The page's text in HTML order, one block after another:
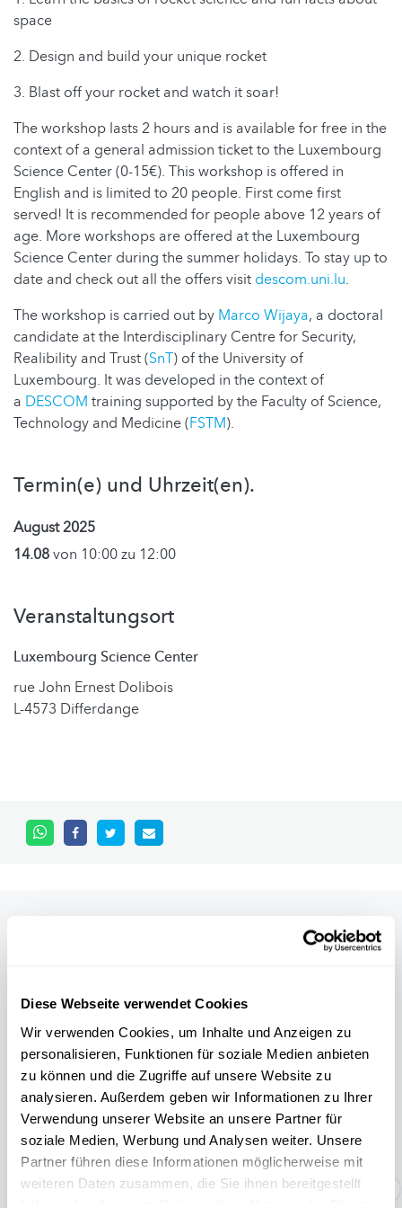
Diese Webseite verwendet Cookies
Wir verwenden Cookies, um Inhalte und Anzeigen zu
personalisieren, Funktionen für soziale Medien anbieten
zu können und die Zugriffe auf unsere Website zu
analysieren. Außerdem geben wir Informationen zu Ihrer
Verwendung unserer Website an unsere Partner für
soziale Medien, Werbung und Analysen weiter. Unsere
Partner führen diese Informationen möglicherweise mit
weiteren Daten zusammen, die Sie ihnen bereitgestellt
space
2. Design and build your unique rocket
3. Blast off your rocket and watch it soar!
The workshop lasts 2 hours and is available for free in the
context of a general admission ticket to the Luxembourg
Science Center (0-15€). This workshop is offered in
English and is limited to 20 people. First come first
served! It is recommended for people above 12 years of
age. More workshops are offered at the Luxembourg
Science Center during the summer holidays. To stay up to
date and check out all the offers visit descom.uni.lu.
The workshop is carried out by Marco Wijaya, a doctoral
candidate at the Interdisciplinary Centre for Security,
Realibility and Trust (SnT) of the University of
Luxembourg. It was developed in the context of
a DESCOM training supported by the Faculty of Science,
Technology and Medicine (FSTM).
Termin(e) und Uhrzeit(en).
August 2025
14.08von 10:00 zu 12:00
Veranstaltungsort
Luxembourg Science Center
rue John Ernest Dolibois
L-4573 Differdange
11.04
2026
31.10
2026
TEMPORÄRE AUSSTELLUNG:
Geschichten rund um den Abf...